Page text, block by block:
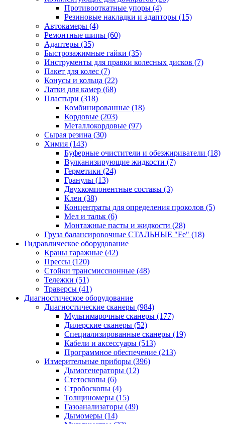
Противооткатные упоры (4)
Резиновые накладки и адапторы (15)
Автокамеры (4)
Ремонтные шипы (60)
Адаптеры (35)
Быстрозажимные гайки (35)
Инструменты для правки колесных дисков (7)
Пакет для колес (7)
Конусы и кольца (22)
Латки для камер (68)
Пластыри (318)
Комбинированные (18)
Кордовые (203)
Металлокордовые (97)
Сырая резина (30)
Химия (143)
Буферные очистители и обезжириватели (18)
Вулканизирующие жидкости (7)
Герметики (24)
Гранулы (13)
Двухкомпонентные составы (3)
Клеи (38)
Концентраты для определения проколов (5)
Мел и тальк (6)
Монтажные пасты и жидкости (28)
Груза балансировочные СТАЛЬНЫЕ "Fe" (18)
Гидравлическое оборудование
Краны гаражные (42)
Прессы (120)
Стойки трансмиссионные (48)
Тележки (51)
Траверсы (41)
Диагностическое оборудование
Диагностические сканеры (984)
Мультимарочные сканеры (177)
Дилерские сканеры (52)
Специализированные сканеры (19)
Кабели и аксессуары (513)
Программное обеспечение (213)
Измерительные приборы (396)
Дымогенераторы (12)
Стетоскопы (6)
Стробоскопы (4)
Толщиномеры (15)
Газоанализаторы (49)
Дымомеры (14)